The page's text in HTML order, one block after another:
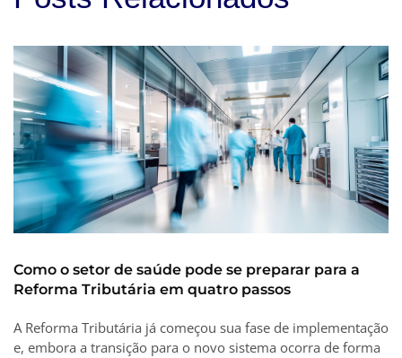
Como o setor de saúde pode se preparar para a
Reforma Tributária em quatro passos
A Reforma Tributária já começou sua fase de implementação
e, embora a transição para o novo sistema ocorra de forma